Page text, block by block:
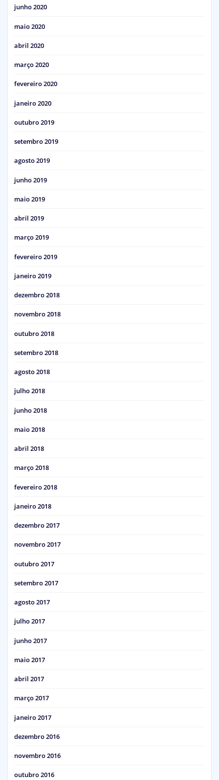
junho 2020
maio 2020
abril 2020
março 2020
fevereiro 2020
janeiro 2020
outubro 2019
setembro 2019
agosto 2019
junho 2019
maio 2019
abril 2019
março 2019
fevereiro 2019
janeiro 2019
dezembro 2018
novembro 2018
outubro 2018
setembro 2018
agosto 2018
julho 2018
junho 2018
maio 2018
abril 2018
março 2018
fevereiro 2018
janeiro 2018
dezembro 2017
novembro 2017
outubro 2017
setembro 2017
agosto 2017
julho 2017
junho 2017
maio 2017
abril 2017
março 2017
janeiro 2017
dezembro 2016
novembro 2016
outubro 2016